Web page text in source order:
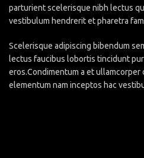
parturient scelerisque nibh lectus
vestibulum hendrerit et pharetra
Scelerisque adipiscing bibendum
lectus faucibus lobortis tincidunt
eros.Condimentum a et
elementum nam inceptos hac